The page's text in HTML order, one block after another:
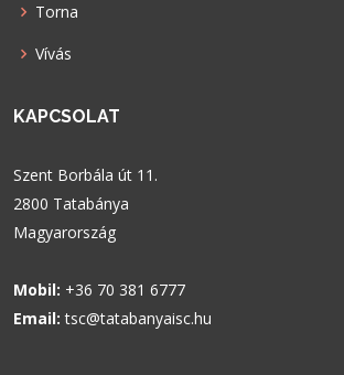
Torna
Vívás
KAPCSOLAT
Szent Borbála út 11.
2800 Tatabánya
Magyarország
Mobil: +36 70 381 6777
Email: tsc@tatabanyaisc.hu